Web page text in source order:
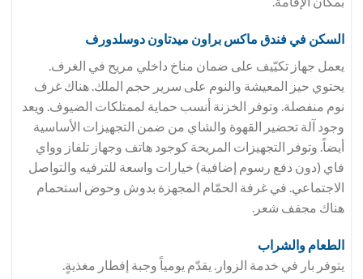
السكن في فندق ماكس براون ميدتاون دوسلدورف
يعمل جهاز تكيّيف على ضمان مناخ داخلي مريح في الغرف.
يحتوي حيز المعيشة والنوم على سرير حجم الملك. هناك غرف
نوم منفصلة. وتوفر الخزنة أنسب حماية لممتلكات الضيوف. ويعد
وجود آلة تحضير القهوة والشاي من ضمن التجهيزات الأساسية
أيضاً. وتوفر التجهيزات المريحة كوجود هاتف وجهاز تلفاز وواي
فاي (دون دفع رسوم إضافية) خيارات واسعة للترفيه والتواصل
الاجتماعي. في غرفة الحمّام المجهزة بدوش وحوض استحمام
هناك مجفف شعر.
الطعام والشراب
يتوفر بار في خدمة الزوار. يقدّم يومياً وجبة إفطار مغذيةٍ.